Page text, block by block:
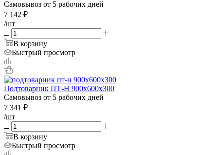
Самовывоз от 5 рабочих дней
7 142 ₽
/шт
В корзину
Быстрый просмотр
Подтоварник ПТ-Н 900х600х300
Самовывоз от 5 рабочих дней
7 341 ₽
/шт
В корзину
Быстрый просмотр